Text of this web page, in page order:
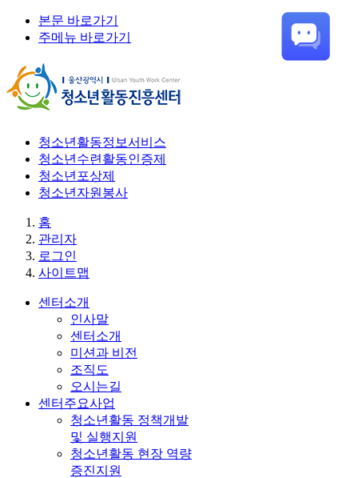
본문 바로가기
주메뉴 바로가기
청소년활동정보서비스
청소년수련활동인증제
청소년포상제
청소년자원봉사
홈
관리자
로그인
사이트맵
센터소개
인사말
센터소개
미션과 비전
조직도
오시는길
센터주요사업
청소년활동 정책개발
및 실행지원
청소년활동 현장 역량
증진지원